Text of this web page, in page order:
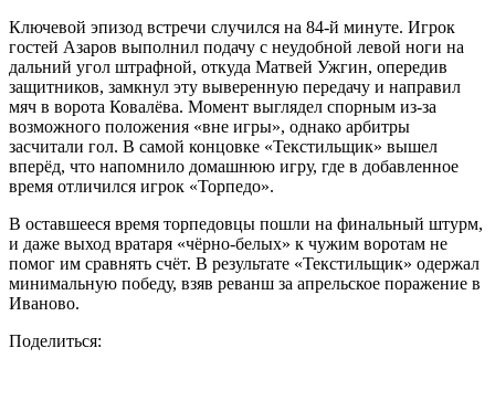
Ключевой эпизод встречи случился на 84-й минуте. Игрок
гостей Азаров выполнил подачу с неудобной левой ноги на
дальний угол штрафной, откуда Матвей Ужгин, опередив
защитников, замкнул эту выверенную передачу и направил
мяч в ворота Ковалёва. Момент выглядел спорным из-за
возможного положения «вне игры», однако арбитры
засчитали гол. В самой концовке «Текстильщик» вышел
вперёд, что напомнило домашнюю игру, где в добавленное
время отличился игрок «Торпедо».
В оставшееся время торпедовцы пошли на финальный штурм,
и даже выход вратаря «чёрно-белых» к чужим воротам не
помог им сравнять счёт. В результате «Текстильщик» одержал
минимальную победу, взяв реванш за апрельское поражение в
Иваново.
Поделиться: